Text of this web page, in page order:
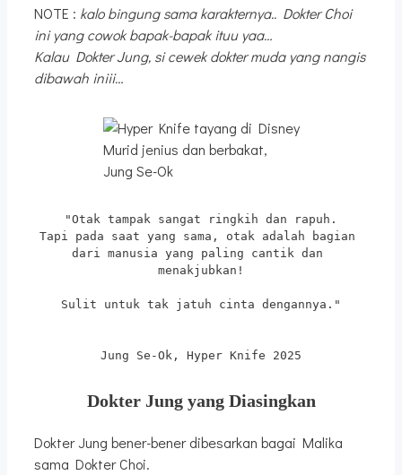
NOTE : kalo bingung sama karakternya.. Dokter Choi
ini yang cowok bapak-bapak ituu yaa…
Kalau Dokter Jung, si cewek dokter muda yang nangis
dibawah iniii…
Murid jenius dan berbakat,
Jung Se-Ok
"Otak tampak sangat ringkih dan rapuh.
Tapi pada saat yang sama, otak adalah bagian
dari manusia yang paling cantik dan
menakjubkan!
Sulit untuk tak jatuh cinta dengannya."
Jung Se-Ok, Hyper Knife 2025
Dokter Jung yang Diasingkan
Dokter Jung bener-bener dibesarkan bagai Malika
sama Dokter Choi.